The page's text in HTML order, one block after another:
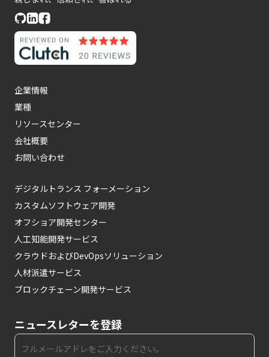
企業情報
業種
リソースセンター
会社概要
お問い合わせ
デジタルトランス フォーメーション
カスタムソフトウェア開発
オフショア開発センター
人工知能開発サービス
クラウドおよびDevOpsソリューション
人材派遣サービス
ブロックチェーン開発サービス
ニュースレターを登録